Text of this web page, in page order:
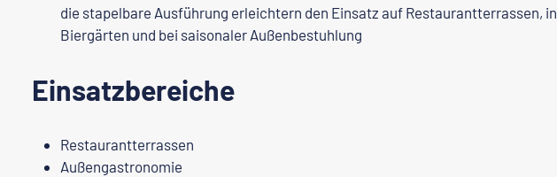
die stapelbare Ausführung erleichtern den Einsatz auf Restaurantterrassen, in
Biergärten und bei saisonaler Außenbestuhlung
Einsatzbereiche
Restaurantterrassen
Außengastronomie